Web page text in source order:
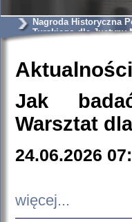
Nagroda Historyczna
Turskiego dla Justyny
Aktualności
Jak
Warsztat
24.06.2026
więcej...